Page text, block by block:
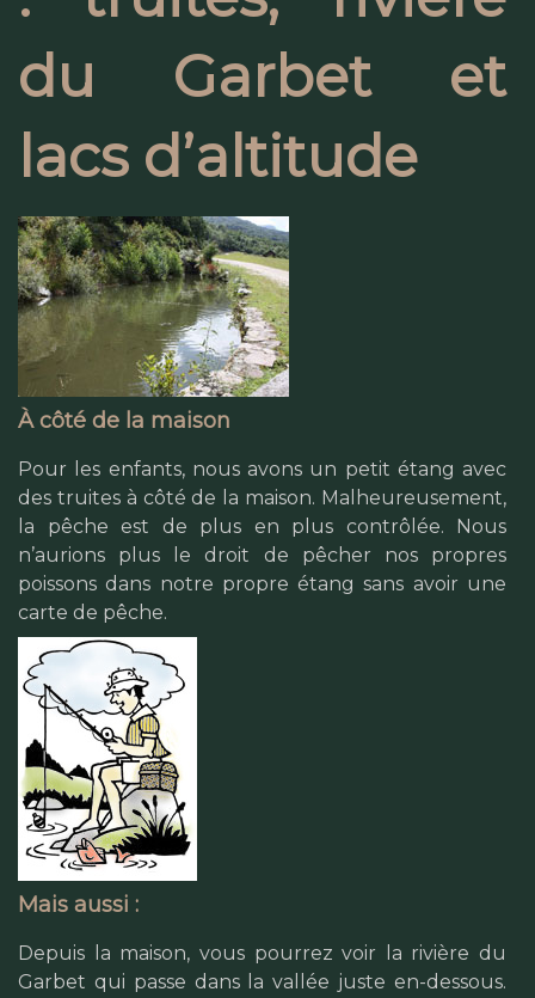
du Garbet et
lacs d’altitude
À côté de la maison
Pour les enfants, nous avons un petit étang avec
des truites à côté de la maison. Malheureusement,
la pêche est de plus en plus contrôlée. Nous
n’aurions plus le droit de pêcher nos propres
poissons dans notre propre étang sans avoir une
carte de pêche.
Mais aussi :
Depuis la maison, vous pourrez voir la rivière du
Garbet qui passe dans la vallée juste en-dessous.